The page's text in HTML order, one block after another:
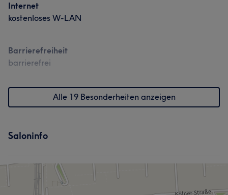
Internet
kostenloses W-LAN
Barrierefreiheit
barrierefrei
Alle 19 Besonderheiten anzeigen
Saloninfo